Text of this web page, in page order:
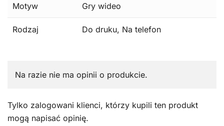
Motyw Gry wideo
Rodzaj Do druku, Na telefon
Na razie nie ma opinii o produkcie.
Tylko zalogowani klienci, którzy kupili ten produkt
mogą napisać opinię.